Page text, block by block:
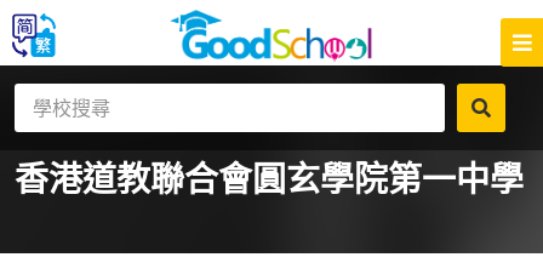
香港道教聯合會圓玄學院第一中學